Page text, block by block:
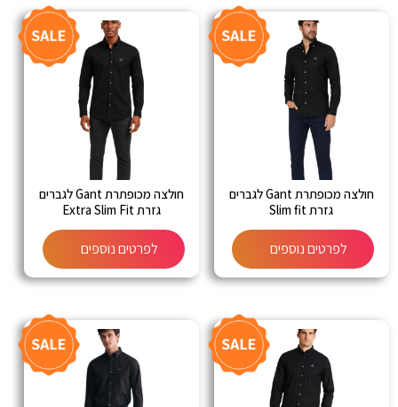
חולצה מכופתרת Gant לגברים
גזרת Slim fit
לפרטים נוספים
חולצה מכופתרת Gant לגברים
גזרת Extra Slim Fit
לפרטים נוספים